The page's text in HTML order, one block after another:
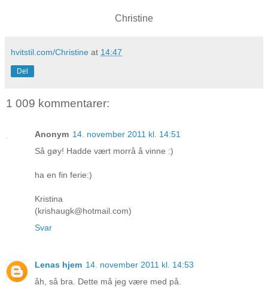
Christine
hvitstil.com/Christine at 14:47
Del
1 009 kommentarer:
Anonym 14. november 2011 kl. 14:51
Så gøy! Hadde vært morrå å vinne :)
ha en fin ferie:)
Kristina
(krishaugk@hotmail.com)
Svar
Lenas hjem 14. november 2011 kl. 14:53
åh, så bra. Dette må jeg være med på.